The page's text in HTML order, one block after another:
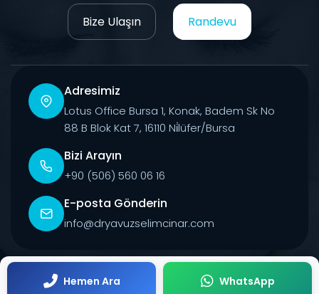
Bize Ulaşın Randevu
Adresimiz
Lotus Office Bursa 1, Konak, Badem Sk No
88 B Blok Kat 7, 16110 Ni̇lüfer/Bursa
Bizi Arayın
+90 (506) 560 06 16
E-posta Gönderin
info@dryavuzselimcinar.com
© 2026 Tüm Hakları Saklıdır.
Hemen Ara WhatsApp